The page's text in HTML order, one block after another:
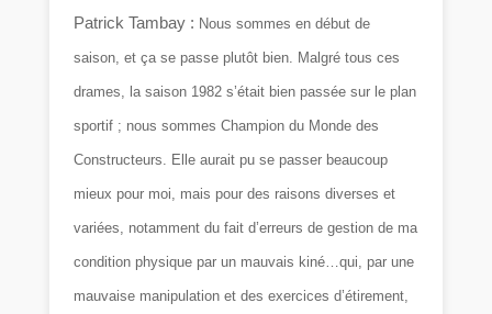
Patrick Tambay : Nous sommes en début de
saison, et ça se passe plutôt bien. Malgré tous ces
drames, la saison 1982 s’était bien passée sur le plan
sportif ; nous sommes Champion du Monde des
Constructeurs. Elle aurait pu se passer beaucoup
mieux pour moi, mais pour des raisons diverses et
variées, notamment du fait d’erreurs de gestion de ma
condition physique par un mauvais kiné…qui, par une
mauvaise manipulation et des exercices d’étirement,